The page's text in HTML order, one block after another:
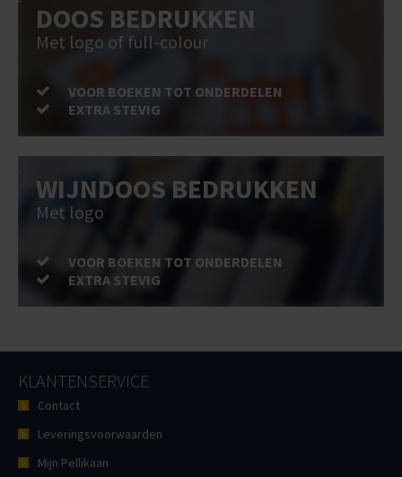
DOOS BEDRUKKEN
Met logo of full-colour
VOOR BOEKEN TOT ONDERDELEN
EXTRA STEVIG
WIJNDOOS BEDRUKKEN
Met logo
VOOR BOEKEN TOT ONDERDELEN
EXTRA STEVIG
KLANTENSERVICE
Contact
Leveringsvoorwaarden
Mijn Pellikaan